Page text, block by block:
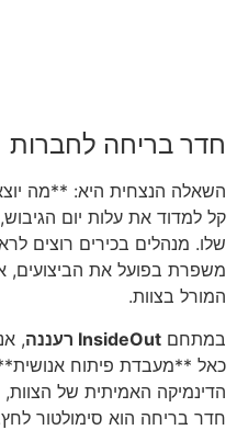
חדר בריחה לחברות
השאלה הנצחית היא: **מה
קל למדוד את עלות יום
שלו. מנהלים בכירים רוצים
משפרת בפועל את הביצועים,
המורל בצוות.
במתחם InsideOut רעננה
,
כאל **מעבדת פיתוח
הדינמיקה האמיתית של
חדר בריחה הוא סימולטור